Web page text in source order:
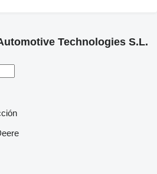
Technologies S.L.